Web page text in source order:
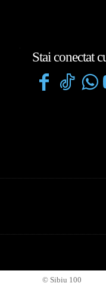
Stai conectat
© Sibiu 100